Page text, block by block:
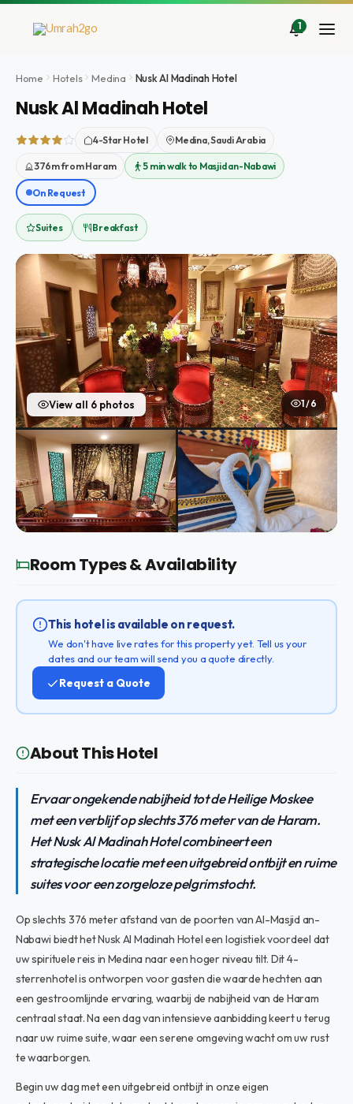
Doorgaan
1
Home Hotels Medina Nusk Al Madinah Hotel
Nusk Al Madinah Hotel
4-Star Hotel Medina, Saudi Arabia
376m from Haram 5 min walk to Masjid an-Nabawi
On Request
Suites Breakfast
View all 6 photos 1 / 6
Room Types & Availability
This hotel is available on request.
We don't have live rates for this property yet. Tell us your
dates and our team will send you a quote directly.
Request a Quote
About This Hotel
Ervaar ongekende nabijheid tot de Heilige Moskee
met een verblijf op slechts 376 meter van de Haram.
Het Nusk Al Madinah Hotel combineert een
strategische locatie met een uitgebreid ontbijt en ruime
suites voor een zorgeloze pelgrimstocht.
Op slechts 376 meter afstand van de poorten van Al-Masjid an-
Nabawi biedt het Nusk Al Madinah Hotel een logistiek voordeel dat
uw spirituele reis in Medina naar een hoger niveau tilt. Dit 4-
sterrenhotel is ontworpen voor gasten die waarde hechten aan
een gestroomlijnde ervaring, waarbij de nabijheid van de Haram
centraal staat. Na een dag van intensieve aanbidding keert u terug
naar uw ruime suite, waar een serene omgeving wacht om uw rust
te waarborgen.
Begin uw dag met een uitgebreid ontbijt in onze eigen